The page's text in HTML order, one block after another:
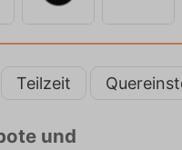
Teilzeit
und